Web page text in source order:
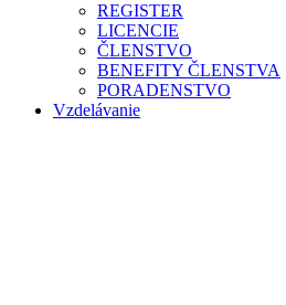
REGISTER
LICENCIE
ČLENSTVO
BENEFITY ČLENSTVA
PORADENSTVO
Vzdelávanie